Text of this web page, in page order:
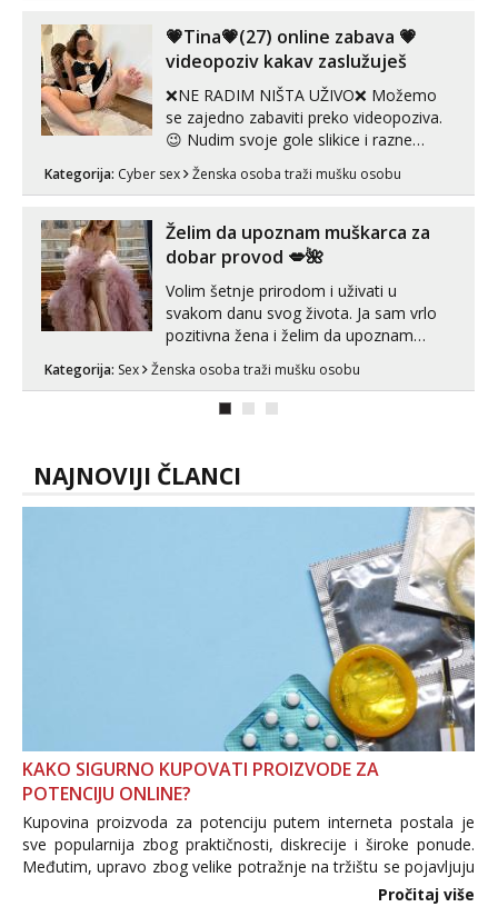
link ispod i nadji me tamo, cekam te!
💗Tina💗(27) online zabava 💗
videopoziv kakav zaslužuješ
❌NE RADIM NIŠTA UŽIVO❌ Možemo
se zajedno zabaviti preko videopoziva.
😉 Nudim svoje gole slikice i razne
videouradke. 🤩 Za online zabavu pošalji
poruku na Whatsapp, Telegram ili Viber.
autentičnosti možeš me vidjeti na
videopozivu. 😉 S vama sam vec 5 ...
Kategorija: Cyber sex Ženska osoba traži mušku osobu
Želim da upoznam muškarca za
dobar provod 💋🌺
Volim šetnje prirodom i uživati u
svakom danu svog života. Ja sam vrlo
pozitivna žena i želim da upoznam
može i nešto više.💋🌺 Klikni na link
ispod i nadji me tamo, cekam te!
Kategorija: Sex Ženska osoba traži mušku osobu
NAJNOVIJI ČLANCI
KAKO SIGURNO KUPOVATI PROIZVODE ZA
POTENCIJU ONLINE?
Kupovina proizvoda za potenciju putem interneta postala je
sve popularnija zbog praktičnosti, diskrecije i široke ponude.
Međutim, upravo zbog velike potražnje na tržištu se pojavljuju
i brojni krivotvoreni proizvodi, nepouzdane internetske
Pročitaj više